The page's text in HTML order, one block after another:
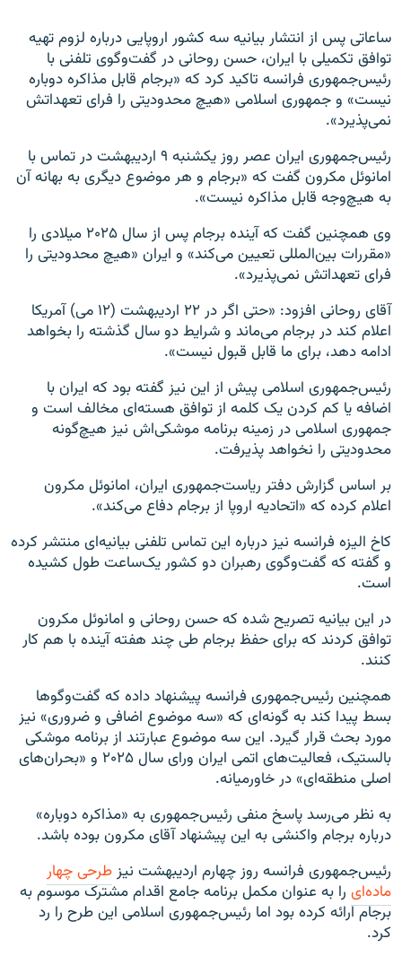
ساعاتی پس از انتشار بیانیه سه کشور اروپایی درباره لزوم تهیه
توافق تکمیلی با ایران، حسن روحانی در گفت‌وگوی تلفنی با
رئیس‌جمهوری فرانسه تاکید کرد که «برجام قابل مذاکره دوباره
نیست» و جمهوری اسلامی «هیچ محدودیتی را فرای تعهداتش
نمی‌پذیرد».
رئیس‌جمهوری ایران عصر روز یکشنبه ۹ اردیبهشت در تماس با
امانوئل مکرون گفت که «برجام و هر موضوع دیگری به بهانه آن
به هیچ‌وجه قابل مذاکره نیست».
وی همچنین گفت که آینده برجام پس از سال ۲۰۲۵ میلادی را
«مقررات بین‌المللی تعیین می‌کند» و ایران «هیچ محدودیتی را
فرای تعهداتش نمی‌پذیرد».
آقای روحانی افزود: «حتی اگر در ۲۲ اردیبهشت (۱۲ می) آمریکا
اعلام کند در برجام می‌ماند و شرایط دو سال گذشته را بخواهد
ادامه دهد، برای ما قابل قبول نیست».
رئیس‌جمهوری اسلامی پیش از این نیز گفته بود که ایران با
اضافه یا کم کردن یک کلمه از توافق هسته‌ای مخالف است و
جمهوری اسلامی در زمینه برنامه موشکی‌اش نیز هیچ‌گونه
محدودیتی را نخواهد پذیرفت.
بر اساس گزارش دفتر ریاست‌جمهوری ایران، امانوئل مکرون
اعلام کرده که «اتحادیه اروپا از برجام دفاع می‌کند».
کاخ الیزه فرانسه نیز درباره این تماس تلفنی بیانیه‌ای منتشر کرده
و گفته که گفت‌وگوی رهبران دو کشور یک‌ساعت طول کشیده
است.
در این بیانیه تصریح شده که حسن روحانی و امانوئل مکرون
توافق کردند که برای حفظ برجام طی چند هفته آینده با هم کار
کنند.
همچنین رئیس‌جمهوری فرانسه پیشنهاد داده که گفت‌وگوها
بسط پیدا کند به گونه‌ای که «سه موضوع اضافی و ضروری» نیز
مورد بحث قرار گیرد. این سه موضوع عبارتند از برنامه موشکی
بالستیک، فعالیت‌های اتمی ایران ورای سال ۲۰۲۵ و «بحران‌های
اصلی منطقه‌ای» در خاورمیانه.
به نظر می‌رسد پاسخ منفی رئیس‌جمهوری به «مذاکره دوباره»
درباره برجام واکنشی به این پیشنهاد آقای مکرون بوده باشد.
رئیس‌جمهوری فرانسه روز چهارم اردیبهشت نیز طرحی چهار
ماده‌ای را به عنوان مکمل برنامه جامع اقدام مشترک موسوم به
برجام ارائه کرده بود اما رئیس‌جمهوری اسلامی این طرح را رد
کرد.